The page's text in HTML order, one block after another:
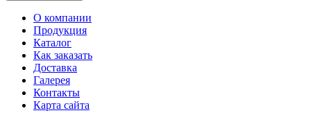
О компании
Продукция
Каталог
Как заказать
Доставка
Галерея
Контакты
Карта сайта